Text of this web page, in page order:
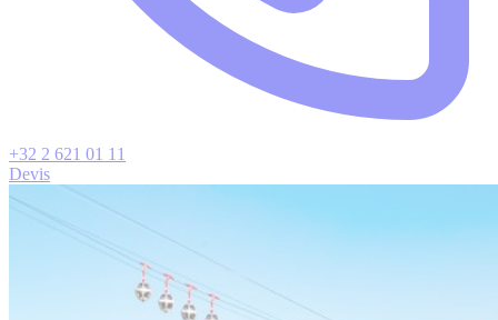
+32 2 621 01 11
Devis